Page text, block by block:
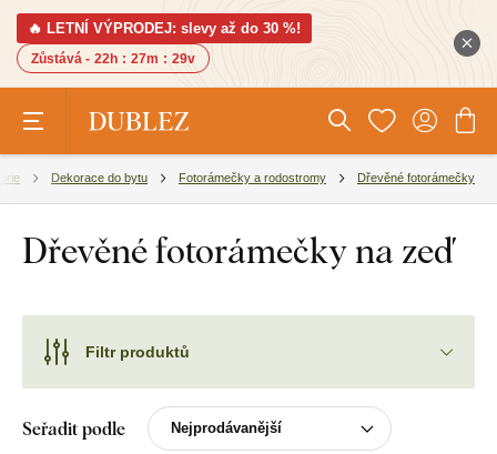
🔥 LETNÍ VÝPRODEJ: slevy až do 30 %!
Zůstává - 22h : 27m : 29v
Dekorace do bytu Fotorámečky a rodostromy Dřevěné fotorámečky
Dřevěné fotorámečky na zeď
Filtr produktů
Seřadit podle